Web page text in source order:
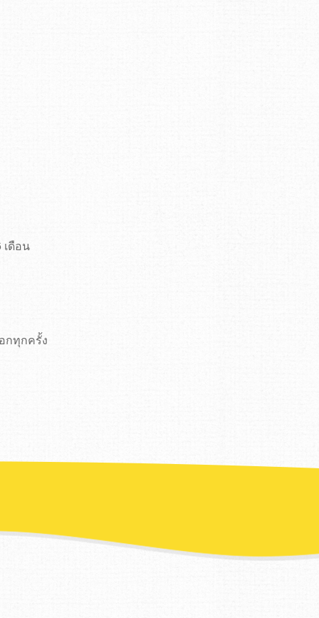
ดือน
กทุกครั้ง